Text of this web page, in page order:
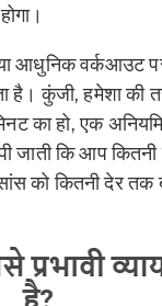
आधुनिक वर्कआउट
है। कुंजी, हमेशा
का हो, एक
जाती कि आप
को कितनी देर